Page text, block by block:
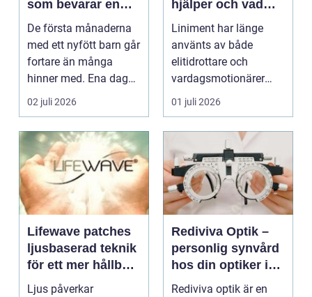
som bevarar en
stor stund
De första månaderna
med ett nyfött barn går
fortare än många
hinner med. Ena dagen
ryms hela foten i...
02 juli 2026
hjälper och vad
man bör tänka på
Liniment har länge
använts av både
elitidrottare och
vardagsmotionärer
för...
01 juli 2026
Lifewave patches
ljusbaserad teknik
för ett mer hållbart
välbefinnande
Ljus påverkar
Rediviva Optik –
personlig synvård
hos din optiker i
Uppsala
Rediviva optik är en